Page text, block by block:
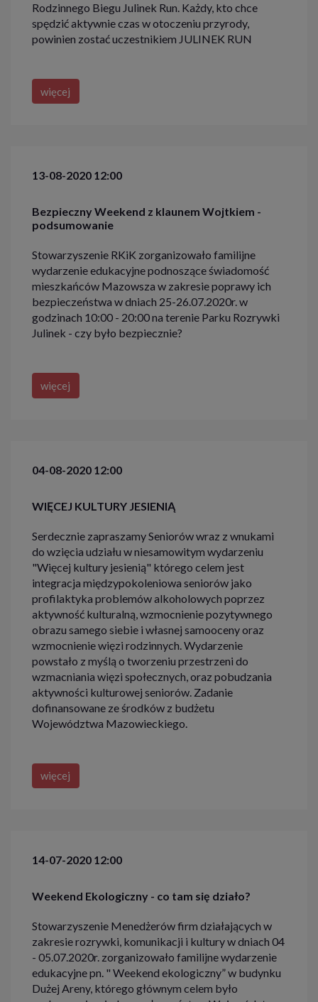
Rodzinnego Biegu Julinek Run. Każdy, kto chce
spędzić aktywnie czas w otoczeniu przyrody,
powinien zostać uczestnikiem JULINEK RUN
więcej
13-08-2020 12:00
Bezpieczny Weekend z klaunem Wojtkiem -
podsumowanie
Stowarzyszenie RKiK zorganizowało familijne
wydarzenie edukacyjne podnoszące świadomość
mieszkańców Mazowsza w zakresie poprawy ich
bezpieczeństwa w dniach 25-26.07.2020r. w
godzinach 10:00 - 20:00 na terenie Parku Rozrywki
Julinek - czy było bezpiecznie?
więcej
04-08-2020 12:00
WIĘCEJ KULTURY JESIENIĄ
Serdecznie zapraszamy Seniorów wraz z wnukami
do wzięcia udziału w niesamowitym wydarzeniu
"Więcej kultury jesienią" którego celem jest
integracja międzypokoleniowa seniorów jako
profilaktyka problemów alkoholowych poprzez
aktywność kulturalną, wzmocnienie pozytywnego
obrazu samego siebie i własnej samooceny oraz
wzmocnienie więzi rodzinnych. Wydarzenie
powstało z myślą o tworzeniu przestrzeni do
wzmacniania więzi społecznych, oraz pobudzania
aktywności kulturowej seniorów. Zadanie
dofinansowane ze środków z budżetu
Województwa Mazowieckiego.
więcej
14-07-2020 12:00
Weekend Ekologiczny - co tam się działo?
Stowarzyszenie Menedżerów firm działających w
zakresie rozrywki, komunikacji i kultury w dniach 04
- 05.07.2020r. zorganizowało familijne wydarzenie
edukacyjne pn. " Weekend ekologiczny” w budynku
Dużej Areny, którego głównym celem było